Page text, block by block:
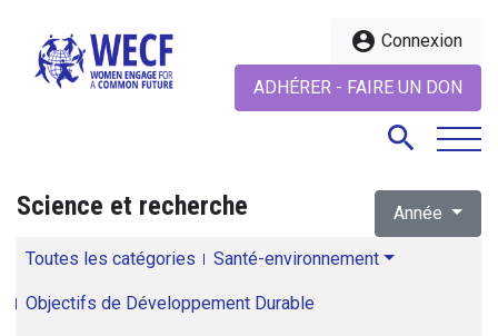
account_circle Connexion
ADHÉRER - FAIRE UN DON
search
Science et recherche Année
Toutes les catégories Santé-environnement
Objectifs de Développement Durable